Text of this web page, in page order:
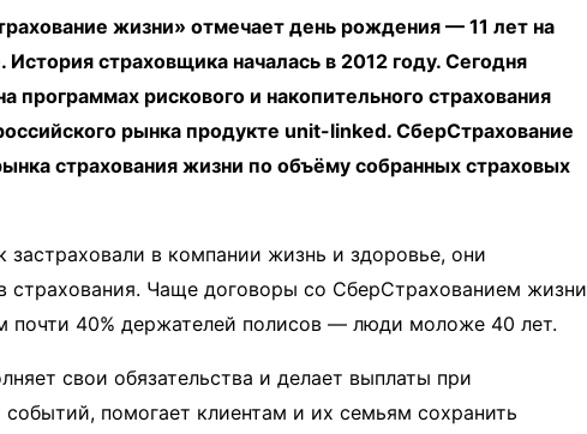
жизни» отмечает день рождения — 11 лет на
страховщика началась в 2012 году. Сегодня
программах рискового и накопительного страхования
рынка продукте unit-linked. СберСтрахование
страхования жизни по объёму собранных страховых
застраховали в компании жизнь и здоровье, они
страхования. Чаще договоры со СберСтрахованием жизни
40% держателей полисов — люди моложе 40 лет.
свои обязательства и делает выплаты при
событий, помогает клиентам и их семьям сохранить